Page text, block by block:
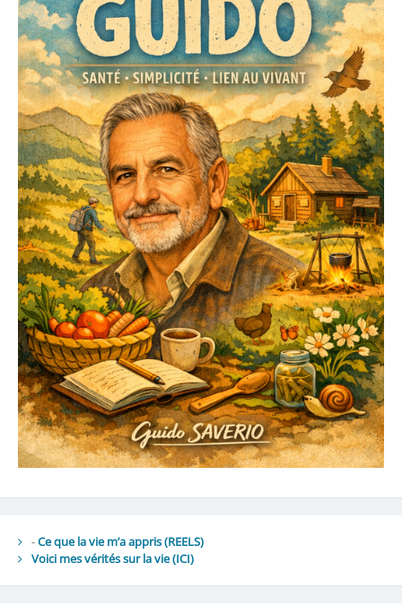
-Ce que la vie m’a appris (REELS)
Voici mes vérités sur la vie(ICI)